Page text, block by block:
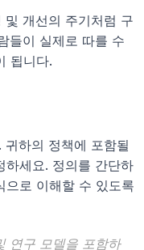
개선의 주기처럼 구
들이 실제로 따를 수
됩니다.
하의 정책에 포함될
하세요. 정의를 간단하
으로 이해할 수 있도록
연구 모델을 포함하